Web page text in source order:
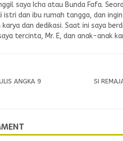
saya Icha atau Bunda Fafa.
istri dan ibu rumah tangga, dan
karya dan dedikasi. Saat ini saya
tercinta, Mr. E, dan anak-anak
ANGKA 9 SI